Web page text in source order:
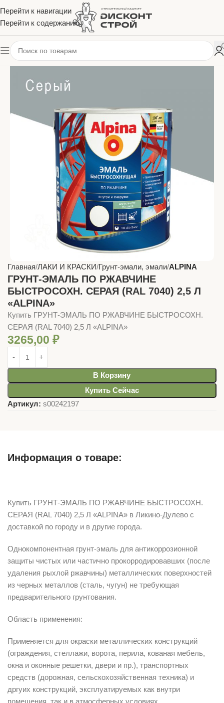
Перейти к навигации
Перейти к содержанию
Главная ЛАКИ И КРАСКИ Грунт-эмали, эмали ALPINA
ГРУНТ-ЭМАЛЬ ПО РЖАВЧИНЕ
БЫСТРОСОХН. СЕРАЯ (RAL 7040) 2,5 Л
«ALPINA»
Купить ГРУНТ-ЭМАЛЬ ПО РЖАВЧИНЕ БЫСТРОСОХН.
СЕРАЯ (RAL 7040) 2,5 Л «ALPINA»
3265,00 ₽
В Корзину
Купить Сейчас
Артикул: s00242197
Информация о товаре:
Купить ГРУНТ-ЭМАЛЬ ПО РЖАВЧИНЕ БЫСТРОСОХН.
СЕРАЯ (RAL 7040) 2,5 Л «ALPINA» в Ликино-Дулево с
доставкой по городу и в другие города.
Однокомпонентная грунт-эмаль для антикоррозионной
защиты чистых или частично прокорродировавших (после
удаления рыхлой ржавчины) металлических поверхностей
из черных металлов (сталь, чугун) не требующая
предварительного грунтования.
Область применения:
Применяется для окраски металлических конструкций
(ограждения, стеллажи, ворота, перила, кованая мебель,
окна и оконные решетки, двери и пр.), транспортных
средств (дорожная, сельскохозяйственная техника) и
дргуих конструкций, эксплуатируемых как внутри
помещения, так и в атмосферных условиях.